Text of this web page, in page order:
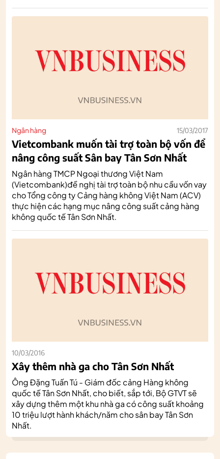
Ngân hàng 15/03/2017
Vietcombank muốn tài trợ toàn bộ vốn để
nâng công suất Sân bay Tân Sơn Nhất
Ngân hàng TMCP Ngoại thương Việt Nam
(Vietcombank)đề nghị tài trợ toàn bộ nhu cầu vốn vay
cho Tổng công ty Cảng hàng không Việt Nam (ACV)
thực hiện các hạng mục nâng công suất cảng hàng
không quốc tế Tân Sơn Nhất.
10/03/2016
Xây thêm nhà ga cho Tân Sơn Nhất
Ông Đặng Tuấn Tú - Giám đốc cảng Hàng không
quốc tế Tân Sơn Nhất, cho biết, sắp tới, Bộ GTVT sẽ
xây dựng thêm một khu nhà ga có công suất khoảng
10 triệu lượt hành khách/năm cho sân bay Tân Sơn
Nhất.